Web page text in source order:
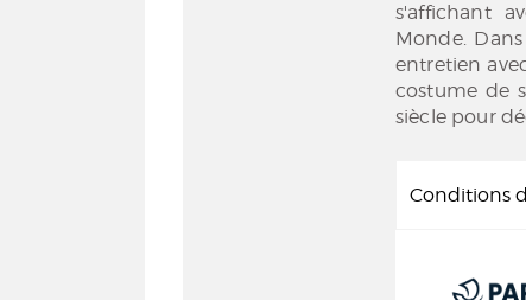
s'affichant
Monde.
entretien
costume de
siècle pour
Conditions